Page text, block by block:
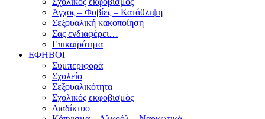
Άγχος – Φοβίες – Κατάθλιψη
Σεξουαλική κακοποίηση
Σας ενδιαφέρει…
Επικαιρότητα
ΕΦΗΒΟΙ
Συμπεριφορά
Σχολείο
Σεξουαλικότητα
Σχολικός εκφοβισμός
Διαδίκτυο